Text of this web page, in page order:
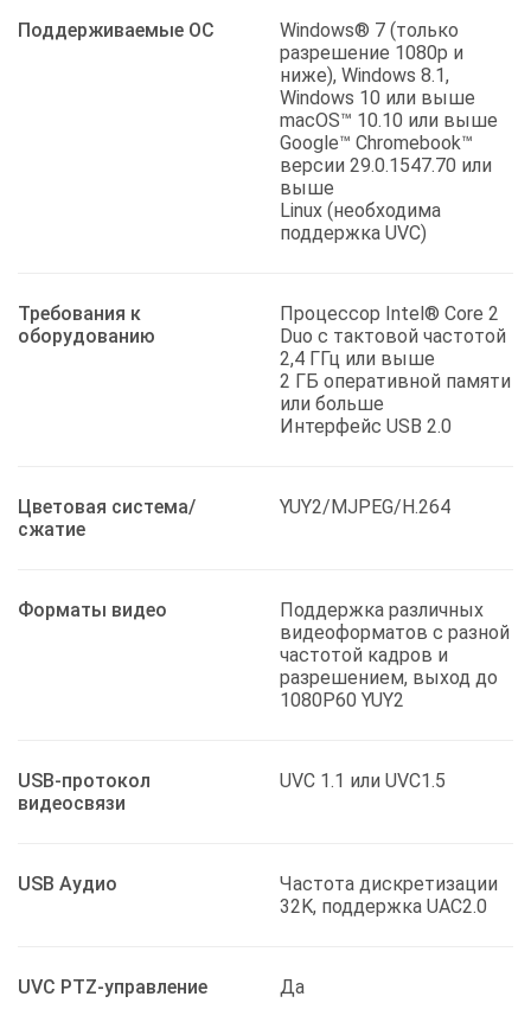
Поддерживаемые ОС
Windows® 7 (только
разрешение 1080p и
ниже), Windows 8.1,
Windows 10 или выше
macOS™ 10.10 или выше
Google™ Chromebook™
версии 29.0.1547.70 или
выше
Linux (необходима
поддержка UVC)
Требования к
оборудованию
Процессор Intel® Core 2
Duo с тактовой частотой
2,4 ГГц или выше
2 ГБ оперативной памяти
или больше
Интерфейс USB 2.0
Цветовая система/
сжатие
YUY2/MJPEG/H.264
Форматы видео
Поддержка различных
видеоформатов с разной
частотой кадров и
разрешением, выход до
1080P60 YUY2
USB-протокол
видеосвязи
UVC 1.1 или UVC1.5
USB Аудио
Частота дискретизации
32K, поддержка UAC2.0
UVC PTZ-управление Да